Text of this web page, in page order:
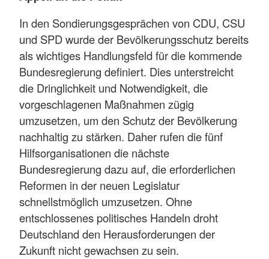
In den Sondierungsgesprächen von CDU, CSU
und SPD wurde der Bevölkerungsschutz bereits
als wichtiges Handlungsfeld für die kommende
Bundesregierung definiert. Dies unterstreicht
die Dringlichkeit und Notwendigkeit, die
vorgeschlagenen Maßnahmen zügig
umzusetzen, um den Schutz der Bevölkerung
nachhaltig zu stärken. Daher rufen die fünf
Hilfsorganisationen die nächste
Bundesregierung dazu auf, die erforderlichen
Reformen in der neuen Legislatur
schnellstmöglich umzusetzen. Ohne
entschlossenes politisches Handeln droht
Deutschland den Herausforderungen der
Zukunft nicht gewachsen zu sein.